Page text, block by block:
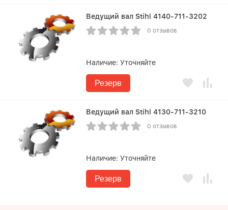
Ведущий вал Stihl 4140-711-3202
0 отзывов
Наличие:Уточняйте
Резерв
Ведущий вал Stihl 4130-711-3210
0 отзывов
Наличие:Уточняйте
Резерв